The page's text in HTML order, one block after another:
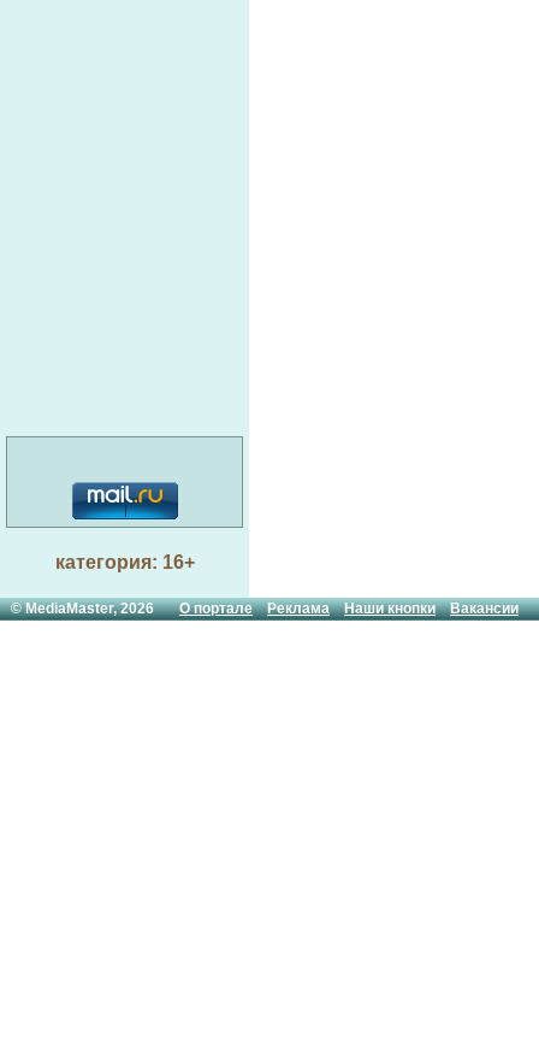
категория: 16+
© MediaMaster, 2026О портале Реклама Наши кнопки Вакансии